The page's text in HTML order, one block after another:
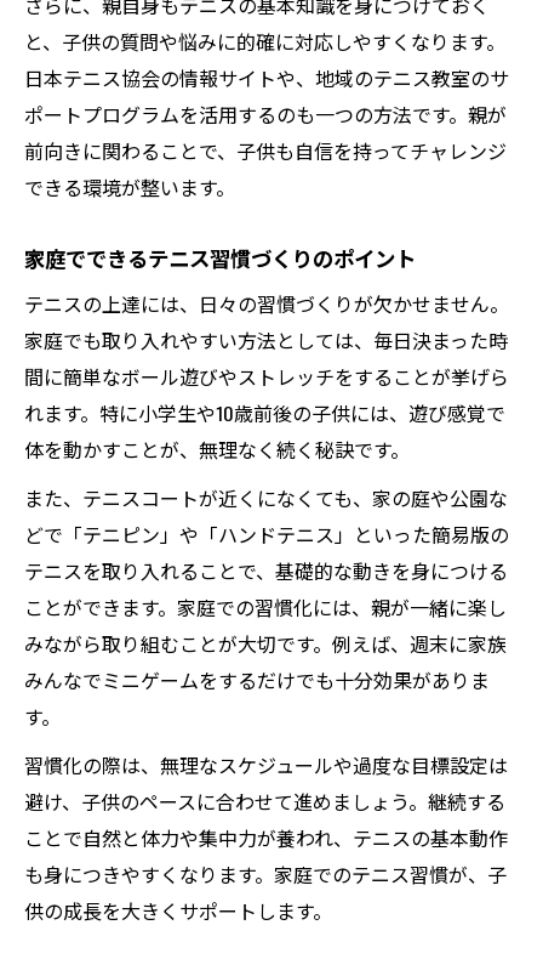
と、子供の質問や悩みに的確に対応しやすくなります。
日本テニス協会の情報サイトや、地域のテニス教室のサ
ポートプログラムを活用するのも一つの方法です。親が
前向きに関わることで、子供も自信を持ってチャレンジ
できる環境が整います。
家庭でできるテニス習慣づくりのポイント
テニスの上達には、日々の習慣づくりが欠かせません。
家庭でも取り入れやすい方法としては、毎日決まった時
間に簡単なボール遊びやストレッチをすることが挙げら
れます。特に小学生や10歳前後の子供には、遊び感覚で
体を動かすことが、無理なく続く秘訣です。
また、テニスコートが近くになくても、家の庭や公園な
どで「テニピン」や「ハンドテニス」といった簡易版の
テニスを取り入れることで、基礎的な動きを身につける
ことができます。家庭での習慣化には、親が一緒に楽し
みながら取り組むことが大切です。例えば、週末に家族
みんなでミニゲームをするだけでも十分効果がありま
す。
習慣化の際は、無理なスケジュールや過度な目標設定は
避け、子供のペースに合わせて進めましょう。継続する
ことで自然と体力や集中力が養われ、テニスの基本動作
も身につきやすくなります。家庭でのテニス習慣が、子
供の成長を大きくサポートします。